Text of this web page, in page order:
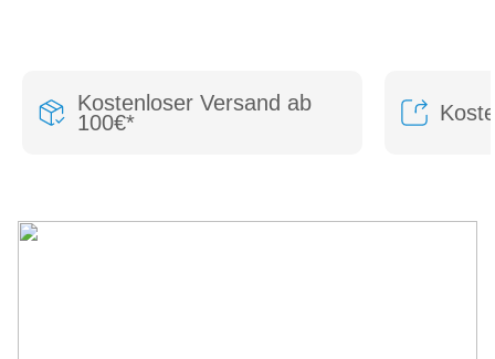
Kostenloser Versand ab
100€*